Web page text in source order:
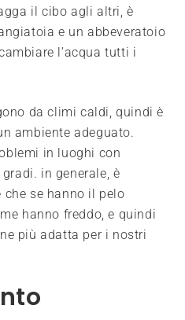
il cibo agli altri, è
e un abbeveratoio
l’acqua tutti i
da climi caldi, quindi è
ambiente adeguato.
in luoghi con
in generale, è
che se hanno il pelo
hanno freddo, e quindi
più adatta per i nostri